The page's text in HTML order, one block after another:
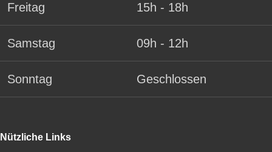
Freitag 15h - 18h
Samstag 09h - 12h
Sonntag Geschlossen
Nützliche Links